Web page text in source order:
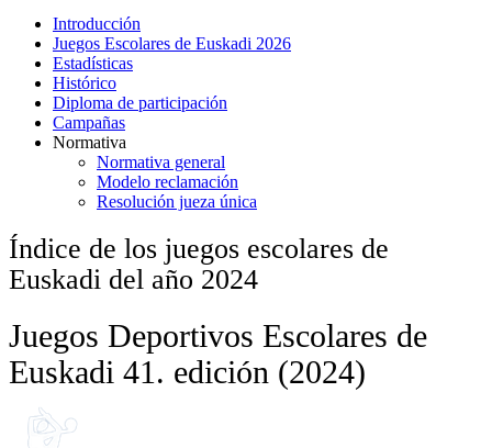
Introducción
Juegos Escolares de Euskadi 2026
Estadísticas
Histórico
Diploma de participación
Campañas
Normativa
Normativa general
Modelo reclamación
Resolución jueza única
Índice de los juegos escolares de
Euskadi del año 2024
Juegos Deportivos Escolares de
Euskadi 41. edición (2024)